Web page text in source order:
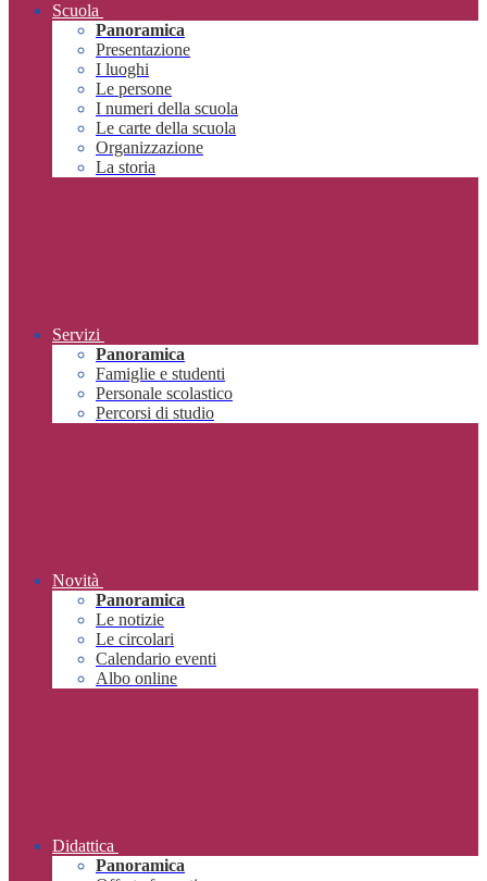
Scuola
Panoramica
Presentazione
I luoghi
Le persone
I numeri della scuola
Le carte della scuola
Organizzazione
La storia
Servizi
Panoramica
Famiglie e studenti
Personale scolastico
Percorsi di studio
Novità
Panoramica
Le notizie
Le circolari
Calendario eventi
Albo online
Didattica
Panoramica